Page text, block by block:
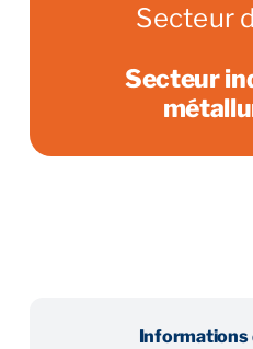
Secteur
Secteur
Informations